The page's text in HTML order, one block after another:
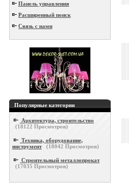
Панель управления
Расширенный поиск
Связь с нами
Популярные категории
Архитектура, строительство
(18122 Просмотров)
Техника, оборудование,
инструмент
(18042 Просмотров)
Строительный металлопрокат
(17035 Просмотров)